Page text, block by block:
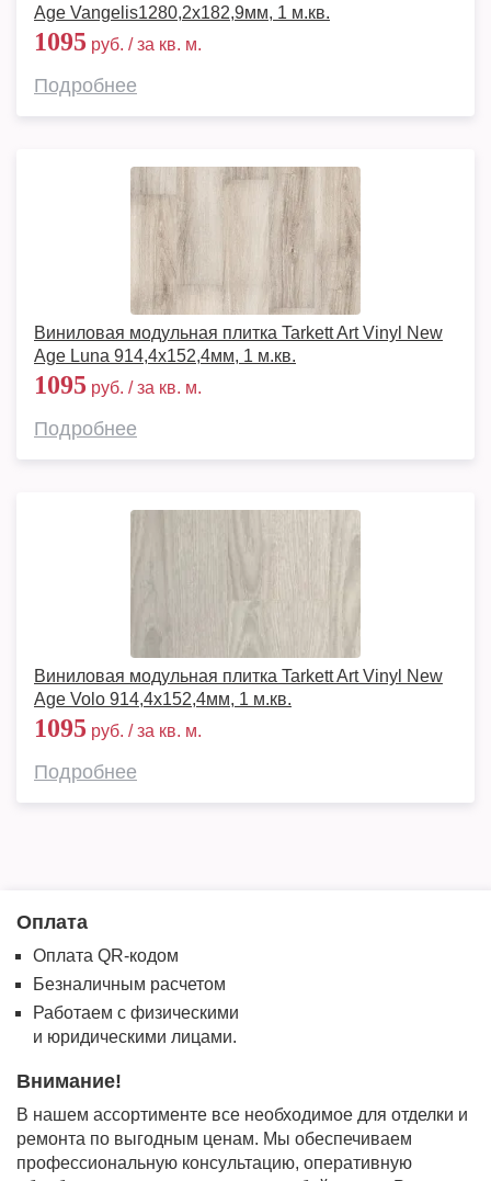
Age Vangelis1280,2х182,9мм, 1 м.кв.
1095 руб. / за кв. м.
Подробнее
Виниловая модульная плитка Tarkett Art Vinyl New
Age Luna 914,4х152,4мм, 1 м.кв.
1095 руб. / за кв. м.
Подробнее
Виниловая модульная плитка Tarkett Art Vinyl New
Age Volo 914,4х152,4мм, 1 м.кв.
1095 руб. / за кв. м.
Подробнее
Оплата
Оплата QR-кодом
Безналичным расчетом
Работаем с физическими
и юридическими лицами.
Внимание!
В нашем ассортименте все необходимое для отделки и
ремонта по выгодным ценам. Мы обеспечиваем
профессиональную консультацию, оперативную